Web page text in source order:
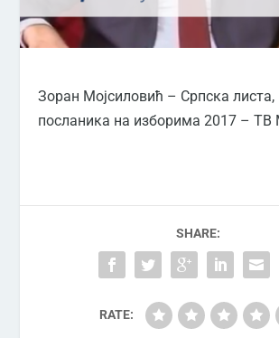
Зоран Мојсиловић – Српска листа,
посланика на изборима 2017 – ТВ
SHARE:
RATE: